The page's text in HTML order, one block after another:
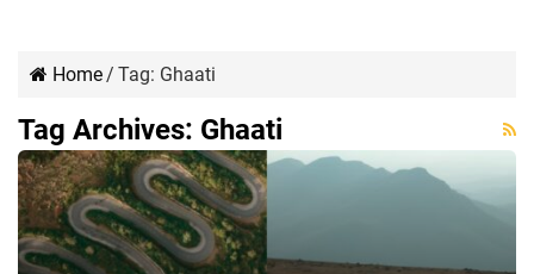
Home/ Tag: Ghaati
Tag Archives: Ghaati